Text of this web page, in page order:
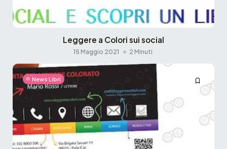
Leggere a Colori sui social
15 Maggio 2021 2 Minuti
News Libri